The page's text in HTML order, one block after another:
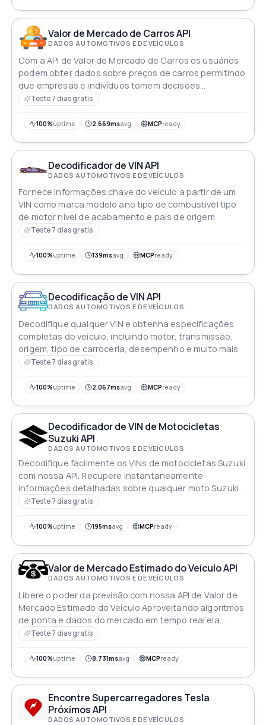
Valor de Mercado de Carros API
DADOS AUTOMOTIVOS E DE VEÍCULOS
Com a API de Valor de Mercado de Carros os usuários
podem obter dados sobre preços de carros permitindo
que empresas e indivíduos tomem decisões
informadas ao comprar ou vender veículos
Teste 7 dias gratis
100%uptime 2.669msavg MCPready
Decodificador de VIN API
DADOS AUTOMOTIVOS E DE VEÍCULOS
Fornece informações chave do veículo a partir de um
VIN como marca modelo ano tipo de combustível tipo
de motor nível de acabamento e país de origem
Teste 7 dias gratis
100%uptime 139msavg MCPready
Decodificação de VIN API
DADOS AUTOMOTIVOS E DE VEÍCULOS
Decodifique qualquer VIN e obtenha especificações
completas do veículo, incluindo motor, transmissão,
origem, tipo de carroceria, desempenho e muito mais
Teste 7 dias gratis
100%uptime 2.067msavg MCPready
Decodificador de VIN de Motocicletas
Suzuki API
DADOS AUTOMOTIVOS E DE VEÍCULOS
Decodifique facilmente os VINs de motocicletas Suzuki
com nossa API. Recupere instantaneamente
informações detalhadas sobre qualquer moto Suzuki
melhorando suas aplicações sem esforço
Teste 7 dias gratis
100%uptime 195msavg MCPready
Valor de Mercado Estimado do Veículo API
DADOS AUTOMOTIVOS E DE VEÍCULOS
Libere o poder da previsão com nossa API de Valor de
Mercado Estimado do Veículo Aproveitando algoritmos
de ponta e dados do mercado em tempo real ela
fornece estimativas precisas de valor de veículos dos
decisões informadas rapidamente Integre esta
negócios automotivos impulsionando o sucesso com
confiança
Teste 7 dias gratis
100%uptime 8.731msavg MCPready
Encontre Supercarregadores Tesla
Próximos API
DADOS AUTOMOTIVOS E DE VEÍCULOS